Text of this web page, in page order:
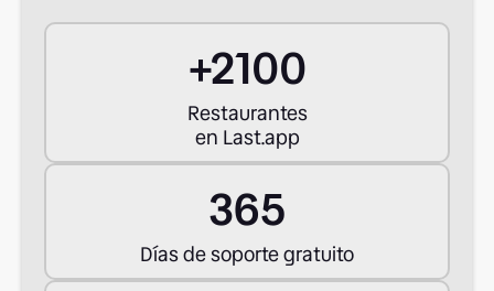
+2100
Restaurantes
en Last.app
365
Días de soporte gratuito